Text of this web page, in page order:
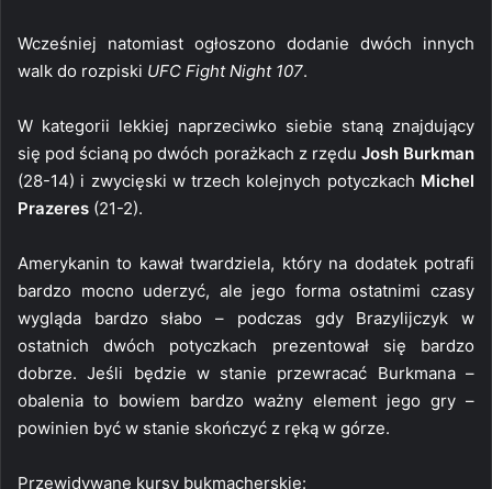
Wcześniej natomiast ogłoszono dodanie dwóch innych
walk do rozpiski UFC Fight Night 107.
W kategorii lekkiej naprzeciwko siebie staną znajdujący
się pod ścianą po dwóch porażkach z rzędu Josh Burkman
(28-14) i zwycięski w trzech kolejnych potyczkach Michel
Prazeres (21-2).
Amerykanin to kawał twardziela, który na dodatek potrafi
bardzo mocno uderzyć, ale jego forma ostatnimi czasy
wygląda bardzo słabo – podczas gdy Brazylijczyk w
ostatnich dwóch potyczkach prezentował się bardzo
dobrze. Jeśli będzie w stanie przewracać Burkmana –
obalenia to bowiem bardzo ważny element jego gry –
powinien być w stanie skończyć z ręką w górze.
Przewidywane kursy bukmacherskie: